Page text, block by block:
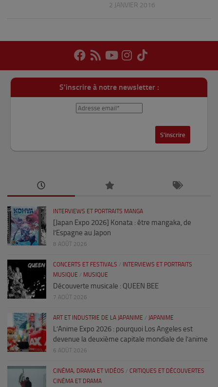
2 JANVIER 2016
S'inscrire à notre newsletter :
INTERVIEWS ET PORTRAITS MANGA
[Japan Expo 2026] Konata : être mangaka, de
l’Espagne au Japon
8 AOÛT 2026
CONCERTS ET FESTIVALS / INTERVIEWS ET PORTRAITS
MUSIQUE / MUSIQUE
Découverte musicale : QUEEN BEE
7 AOÛT 2026
ART ET INDUSTRIE DE LA JAPANIME / JAPANIME
L’Anime Expo 2026 : pourquoi Los Angeles est
devenue la deuxième capitale mondiale de l’anime
6 AOÛT 2026
CINÉMA, DRAMA ET VIDÉOS / CRITIQUES ET DÉCOUVERTES
CINÉMA ET DRAMA